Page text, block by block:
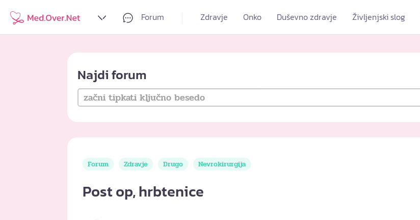
Forum Zdravje Onko Duševno zdravje Življenjski slog
Najdi forum
Forum Zdravje Drugo Nevrokirurgija
Post op, hrbtenice